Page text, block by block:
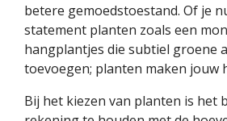
betere gemoedstoestand. Of je
statement planten zoals een
hangplantjes die subtiel groene
toevoegen; planten maken jouw
Bij het kiezen van planten is het